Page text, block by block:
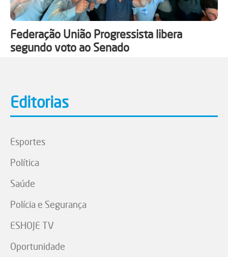
Federação União Progressista libera
segundo voto ao Senado
Editorias
Esportes
Política
Saúde
Polícia e Segurança
ESHOJE TV
Oportunidade